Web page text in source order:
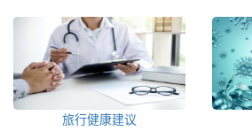
旅行健康建议